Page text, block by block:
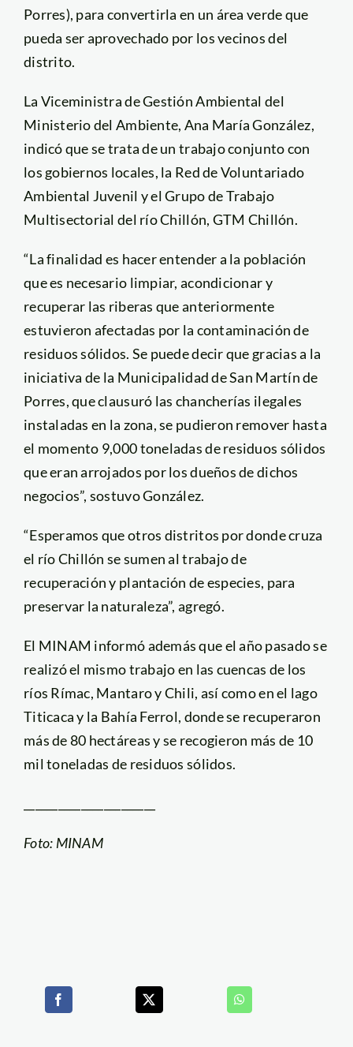
Porres), para convertirla en un área verde que
pueda ser aprovechado por los vecinos del
distrito.
La Viceministra de Gestión Ambiental del
Ministerio del Ambiente, Ana María González,
indicó que se trata de un trabajo conjunto con
los gobiernos locales, la Red de Voluntariado
Ambiental Juvenil y el Grupo de Trabajo
Multisectorial del río Chillón, GTM Chillón.
“La finalidad es hacer entender a la población
que es necesario limpiar, acondicionar y
recuperar las riberas que anteriormente
estuvieron afectadas por la contaminación de
residuos sólidos. Se puede decir que gracias a la
iniciativa de la Municipalidad de San Martín de
Porres, que clausuró las chancherías ilegales
instaladas en la zona, se pudieron remover hasta
el momento 9,000 toneladas de residuos sólidos
que eran arrojados por los dueños de dichos
negocios”, sostuvo González.
“Esperamos que otros distritos por donde cruza
el río Chillón se sumen al trabajo de
recuperación y plantación de especies, para
preservar la naturaleza”, agregó.
El MINAM informó además que el año pasado se
realizó el mismo trabajo en las cuencas de los
ríos Rímac, Mantaro y Chili, así como en el lago
Titicaca y la Bahía Ferrol, donde se recuperaron
más de 80 hectáreas y se recogieron más de 10
mil toneladas de residuos sólidos.
Foto: MINAM